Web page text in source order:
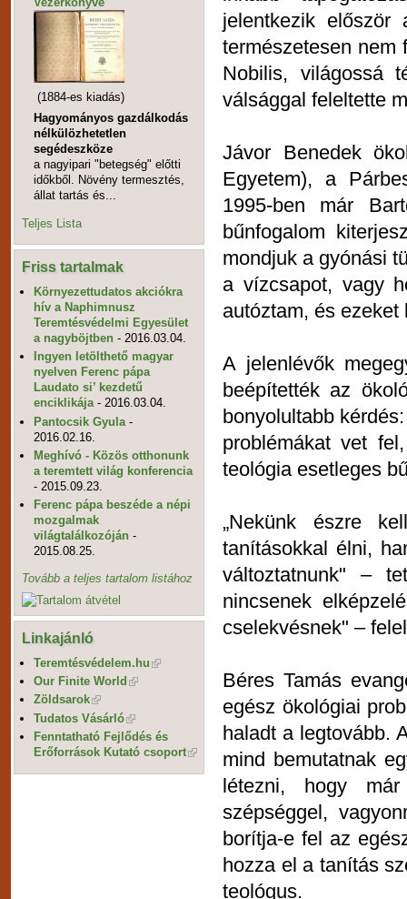
(1884-es kiadás)
Hagyományos gazdálkodás
nélkülözhetetlen
segédeszköze
a nagyipari "betegség" előtti
időkből. Növény termesztés,
állat tartás és...
Teljes Lista
Friss tartalmak
Környezettudatos akciókra
hív a Naphimnusz
Teremtésvédelmi Egyesület
a nagyböjtben - 2016.03.04.
Ingyen letölthető magyar
nyelven Ferenc pápa
Laudato si’ kezdetű
enciklikája - 2016.03.04.
Pantocsik Gyula -
2016.02.16.
Meghívó - Közös otthonunk
a teremtett világ konferencia
- 2015.09.23.
Ferenc pápa beszéde a népi
mozgalmak
világtalálkozóján -
2015.08.25.
Tovább a teljes tartalom listához
Linkajánló
Teremtésvédelem.hu
Our Finite World
Zöldsarok
Tudatos Vásárló
Fenntatható Fejlődés és
Erőforrások Kutató csoport
jelentkezik először
természetesen nem
Nobilis, világossá
válsággal feleltette
Jávor Benedek
Egyetem), a
1995-ben már
bűnfogalom
mondjuk a gyónási
a vízcsapot, vagy
autóztam, és
A jelenlévők
beépítették az
bonyolultabb
problémákat vet
teológia esetleges
„Nekünk észre
tanításokkal élni,
változtatnunk" –
nincsenek
cselekvésnek" –
Béres Tamás
egész ökológiai
haladt a legtovább.
mind bemutatnak
létezni, hogy
szépséggel,
borítja-e fel az
hozza el a tanítás
teológus.